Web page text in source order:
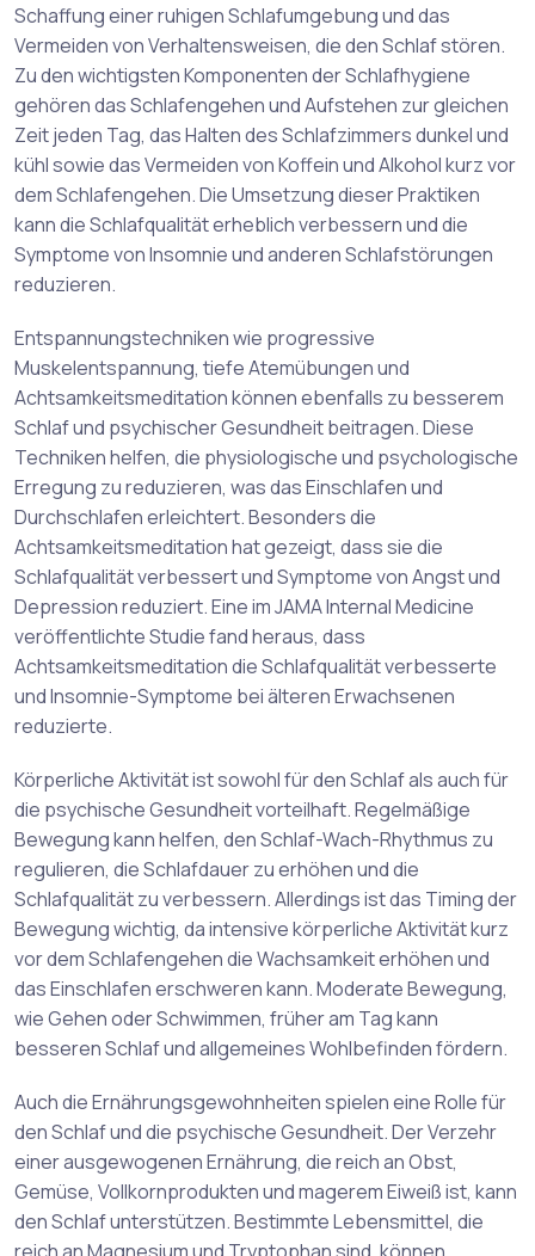
Schaffung einer ruhigen Schlafumgebung und das
Vermeiden von Verhaltensweisen, die den Schlaf stören.
Zu den wichtigsten Komponenten der Schlafhygiene
gehören das Schlafengehen und Aufstehen zur gleichen
Zeit jeden Tag, das Halten des Schlafzimmers dunkel und
kühl sowie das Vermeiden von Koffein und Alkohol kurz vor
dem Schlafengehen. Die Umsetzung dieser Praktiken
kann die Schlafqualität erheblich verbessern und die
Symptome von Insomnie und anderen Schlafstörungen
reduzieren.
Entspannungstechniken wie progressive
Muskelentspannung, tiefe Atemübungen und
Achtsamkeitsmeditation können ebenfalls zu besserem
Schlaf und psychischer Gesundheit beitragen. Diese
Techniken helfen, die physiologische und psychologische
Erregung zu reduzieren, was das Einschlafen und
Durchschlafen erleichtert. Besonders die
Achtsamkeitsmeditation hat gezeigt, dass sie die
Schlafqualität verbessert und Symptome von Angst und
Depression reduziert. Eine im JAMA Internal Medicine
veröffentlichte Studie fand heraus, dass
Achtsamkeitsmeditation die Schlafqualität verbesserte
und Insomnie-Symptome bei älteren Erwachsenen
reduzierte.
Körperliche Aktivität ist sowohl für den Schlaf als auch für
die psychische Gesundheit vorteilhaft. Regelmäßige
Bewegung kann helfen, den Schlaf-Wach-Rhythmus zu
regulieren, die Schlafdauer zu erhöhen und die
Schlafqualität zu verbessern. Allerdings ist das Timing der
Bewegung wichtig, da intensive körperliche Aktivität kurz
vor dem Schlafengehen die Wachsamkeit erhöhen und
das Einschlafen erschweren kann. Moderate Bewegung,
wie Gehen oder Schwimmen, früher am Tag kann
besseren Schlaf und allgemeines Wohlbefinden fördern.
Auch die Ernährungsgewohnheiten spielen eine Rolle für
den Schlaf und die psychische Gesundheit. Der Verzehr
einer ausgewogenen Ernährung, die reich an Obst,
Gemüse, Vollkornprodukten und magerem Eiweiß ist, kann
den Schlaf unterstützen. Bestimmte Lebensmittel, die